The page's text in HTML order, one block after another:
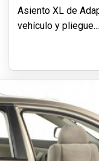
Asiento XL de
vehículo y pliegue...